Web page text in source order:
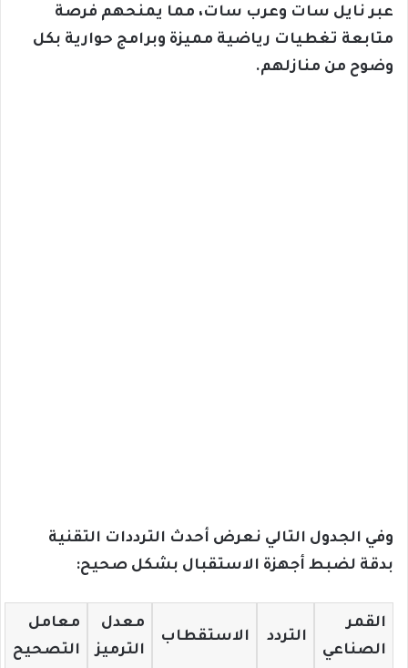
عبر نايل سات وعرب سات، مما يمنحهم فرصة
متابعة تغطيات رياضية مميزة وبرامج حوارية بكل
وضوح من منازلهم.
وفي الجدول التالي نعرض أحدث الترددات التقنية
بدقة لضبط أجهزة الاستقبال بشكل صحيح:
القمر
الصناعي
التردد الاستقطاب
معدل
الترميز
معامل
التصحيح